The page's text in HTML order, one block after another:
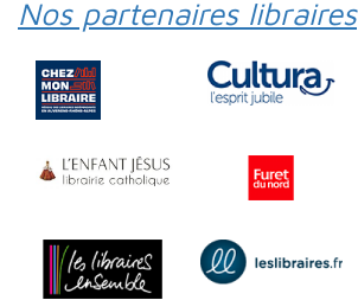
Nos partenaires libraires